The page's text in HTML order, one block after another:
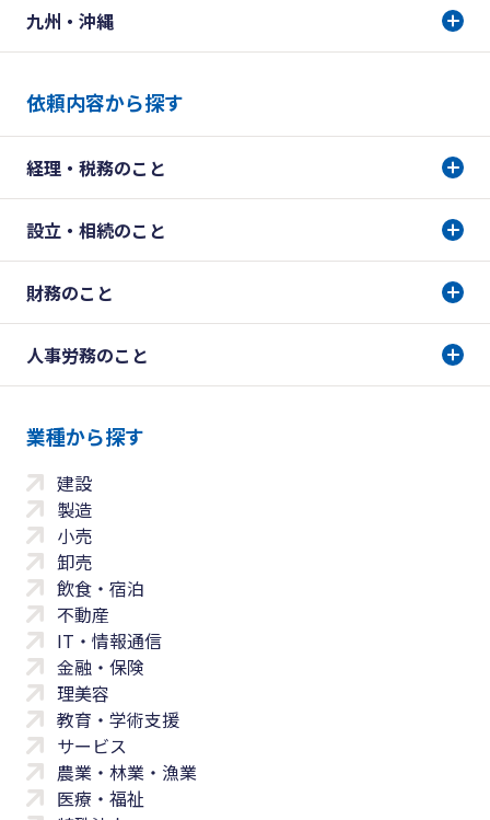
九州・沖縄
依頼内容から探す
経理・税務のこと
設立・相続のこと
財務のこと
人事労務のこと
業種から探す
建設
製造
小売
卸売
飲食・宿泊
不動産
IT・情報通信
金融・保険
理美容
教育・学術支援
サービス
農業・林業・漁業
医療・福祉